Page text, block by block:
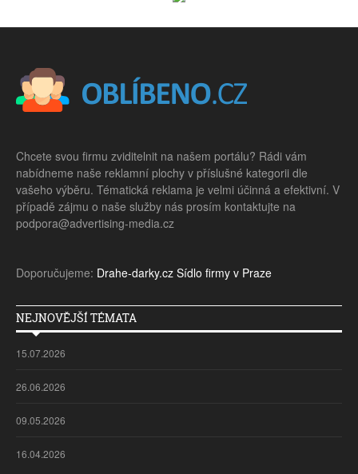
Chcete svou firmu zviditelnit na našem portálu? Rádi vám
nabídneme naše reklamní plochy v příslušné kategorii dle
vašeho výběru. Tématická reklama je velmi účinná a efektivní. V
případě zájmu o naše služby nás prosím kontaktujte na
podpora@advertising-media.cz
Doporučujeme: Drahe-darky.cz Sídlo firmy v Praze
NEJNOVĚJŠÍ TÉMATA
15.07.2026
26.06.2026
09.05.2026
16.04.2026